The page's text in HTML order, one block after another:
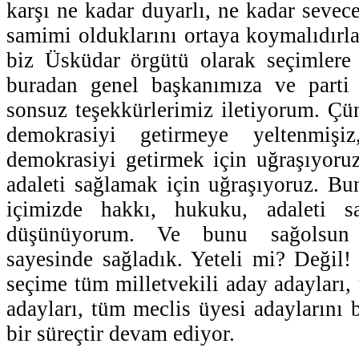
karşı ne kadar duyarlı, ne kadar
samimi olduklarını ortaya
biz Üsküdar örgütü olarak seçimlere
buradan genel başkanımıza ve
sonsuz teşekkürlerimiz iletiyorum.
demokrasiyi getirmeye
demokrasiyi getirmek için
adaleti sağlamak için uğraşıyoruz.
içimizde hakkı, hukuku, adaleti
düşünüyorum. Ve bunu sağolsun
sayesinde sağladık. Yeteli mi?
seçime tüm milletvekili aday
adayları, tüm meclis üyesi adaylarını
bir süreçtir devam ediyor.